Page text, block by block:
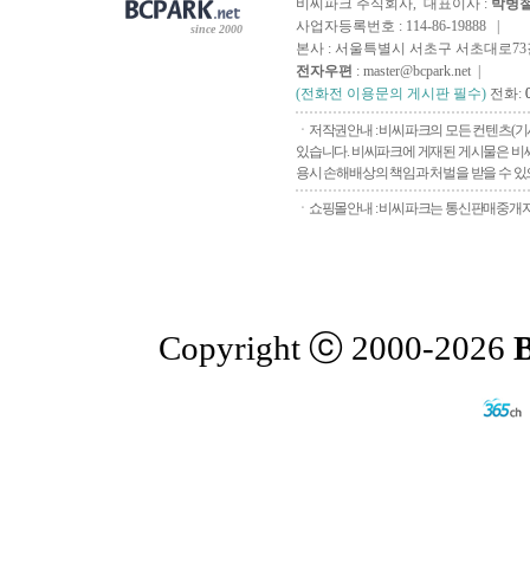
since 2000
비씨파크 주식회사, 대표이사 : 박병
사업자등록번호 : 114-86-19888 |
본사 : 서울특별시 서초구 서초대로73
전자우편 : master@bcpark.net |
(전화전 이용문의 게시판 필수) 전화:
ㆍ저작권안내 : 비씨파크의 모든 컨텐츠(
있습니다. 비씨파크에 게재된 게시물은
용시 손해배상의 책임과 처벌을 받을 수
ㆍ쇼핑몰안내 : 비씨파크는 통신판매중개
Copyright ⓒ 2000-2026